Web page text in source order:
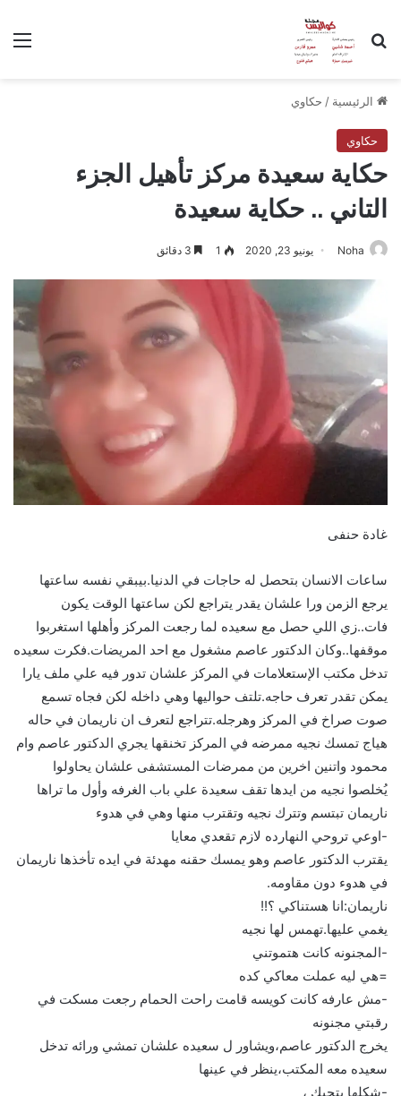
بحث عن
الرئيسية / حكاوي
حكاوي
حكاية سعيدة مركز تأهيل الجزء
التاني .. حكاية سعيدة
Noha يونيو 23, 2020 1
غادة حنفى
ساعات الانسان بتحصل له حاجات في الدنيا.بيبقي نفسه ساعتها
يرجع الزمن ورا علشان يقدر يتراجع لكن ساعتها الوقت يكون
فات..زي اللي حصل مع سعيده لما رجعت المركز وأهلها استغربوا
موقفها..وكان الدكتور عاصم مشغول مع احد المريضات.فكرت سعيده
تدخل مكتب الإستعلامات في المركز علشان تدور فيه علي ملف يارا
يمكن تقدر تعرف حاجه.تلتف حواليها وهي داخله لكن فجاه تسمع
صوت صراخ في المركز وهرجله.تتراجع لتعرف ان ناريمان في حاله
هياج تمسك نجيه ممرضه في المركز تخنقها يجري الدكتور عاصم وام
محمود واتنين اخرين من ممرضات المستشفى علشان يحاولوا
يُخلصوا نجيه من ايدها تقف سعيدة علي باب الغرفه وأول ما تراها
ناريمان تبتسم وتترك نجيه وتقترب منها وهي في هدوء
-اوعي تروحي النهارده لازم تقعدي معايا
يقترب الدكتور عاصم وهو يمسك حقنه مهدئة في ايده تأخذها ناريمان
في هدوء دون مقاومه.
ناريمان:انا هستناكي ؟!!
يغمي عليها.تهمس لها نجيه
-المجنونه كانت هتموتني
=هي ليه عملت معاكي كده
-مش عارفه كانت كويسه قامت راحت الحمام رجعت مسكت في
رقبتي مجنونه
يخرج الدكتور عاصم،ويشاور ل سعيده علشان تمشي ورائه تدخل
سعيده معه المكتب،ينظر في عينها
-شكلها بتحبك ،